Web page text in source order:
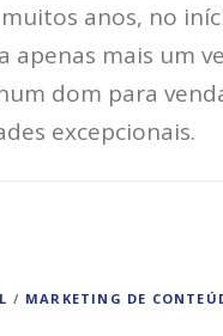
anos, no
apenas mais um
dom para
excepcionais.
/ MARKETING DE